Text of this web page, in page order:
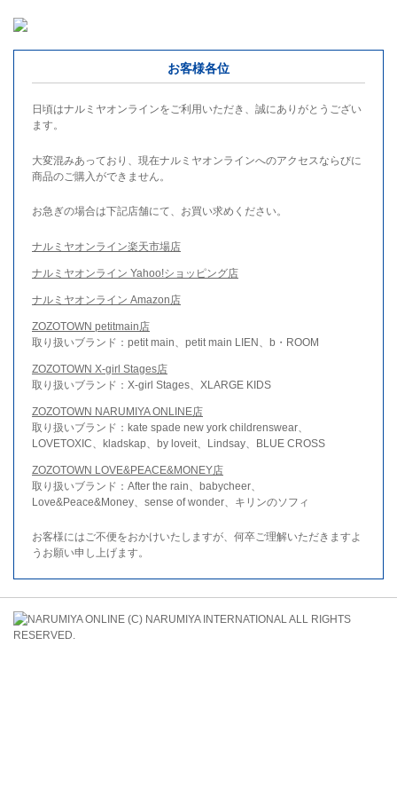
お客様各位
日頃はナルミヤオンラインをご利用いただき、誠にありがとうござい
ます。
大変混みあっており、現在ナルミヤオンラインへのアクセスならびに
商品のご購入ができません。
お急ぎの場合は下記店舗にて、お買い求めください。
ナルミヤオンライン楽天市場店
ナルミヤオンライン Yahoo!ショッピング店
ナルミヤオンライン Amazon店
ZOZOTOWN petitmain店
取り扱いブランド：petit main、petit main LIEN、b・ROOM
ZOZOTOWN X-girl Stages店
取り扱いブランド：X-girl Stages、XLARGE KIDS
ZOZOTOWN NARUMIYA ONLINE店
取り扱いブランド：kate spade new york childrenswear、
LOVETOXIC、kladskap、by loveit、Lindsay、BLUE CROSS
ZOZOTOWN LOVE&PEACE&MONEY店
取り扱いブランド：After the rain、babycheer、
Love&Peace&Money、sense of wonder、キリンのソフィ
お客様にはご不便をおかけいたしますが、何卒ご理解いただきますよ
うお願い申し上げます。